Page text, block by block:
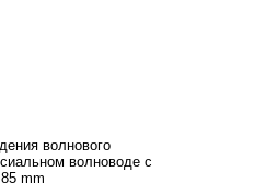
волнового
волноводе с
mm